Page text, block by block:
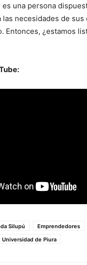
una persona
las necesidades de
Entonces, ¿estamos
Silupú Emprendedores
Universidad de Piura